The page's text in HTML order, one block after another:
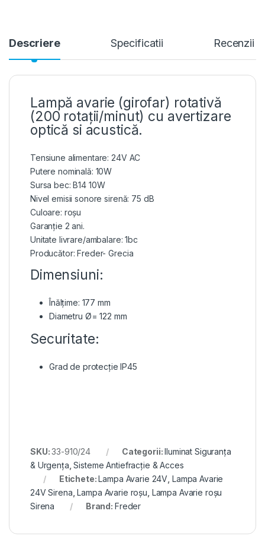
Descriere Specificatii Recenzii
Lampă avarie (girofar) rotativă
(200 rotații/minut) cu avertizare
optică si acustică.
Tensiune alimentare: 24V AC
Putere nominală: 10W
Sursa bec: B14 10W
Nivel emisii sonore sirenă: 75 dB
Culoare: roșu
Garanție 2 ani.
Unitate livrare/ambalare: 1bc
Producător: Freder- Grecia
Dimensiuni:
Înălțime: 177 mm
Diametru Ø= 122 mm
Securitate:
Grad de protecție IP45
SKU:33-910/24 Categorii:Iluminat Siguranța
& Urgența ,Sisteme Antiefracție & Acces
Etichete:Lampa Avarie 24V Lampa Avarie
24V Sirena ,Lampa Avarie roșu Lampa Avarie roșu
Sirena
Brand: Freder